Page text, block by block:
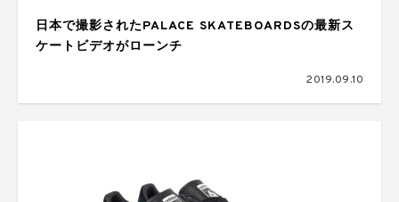
日本で撮影されたPALACE SKATEBOARDSの最新ス
ケートビデオがローンチ
2019.09.10